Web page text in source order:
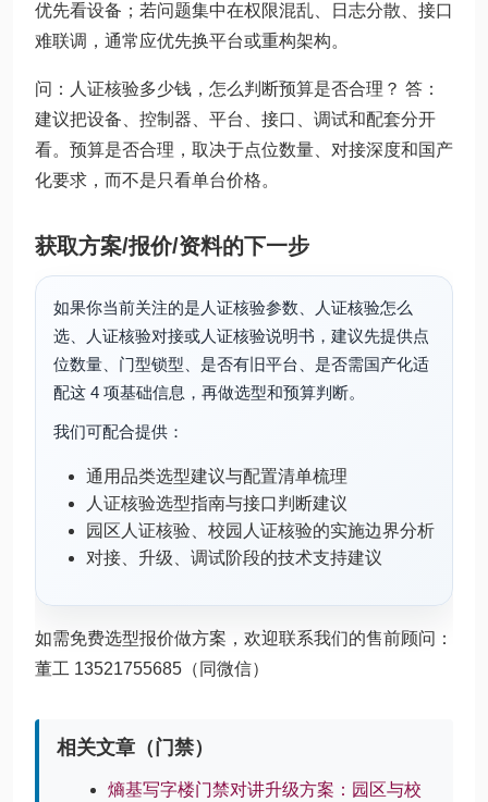
优先看设备；若问题集中在权限混乱、日志分散、接口
难联调，通常应优先换平台或重构架构。
问：人证核验多少钱，怎么判断预算是否合理？ 答：
建议把设备、控制器、平台、接口、调试和配套分开
看。预算是否合理，取决于点位数量、对接深度和国产
化要求，而不是只看单台价格。
获取方案/报价/资料的下一步
如果你当前关注的是人证核验参数、人证核验怎么
选、人证核验对接或人证核验说明书，建议先提供点
位数量、门型锁型、是否有旧平台、是否需国产化适
配这 4 项基础信息，再做选型和预算判断。
我们可配合提供：
通用品类选型建议与配置清单梳理
人证核验选型指南与接口判断建议
园区人证核验、校园人证核验的实施边界分析
对接、升级、调试阶段的技术支持建议
如需免费选型报价做方案，欢迎联系我们的售前顾问：
董工 13521755685（同微信）
相关文章（门禁）
熵基写字楼门禁对讲升级方案：园区与校